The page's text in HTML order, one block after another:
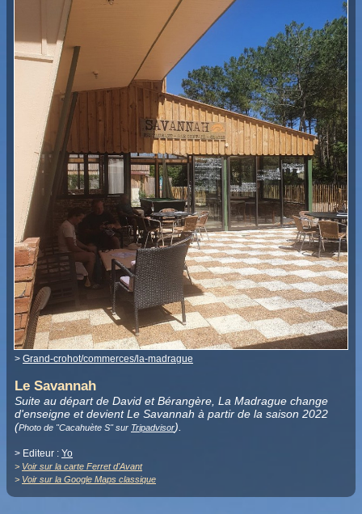
> Grand-crohot/commerces/la-madrague
Le Savannah
Suite au départ de David et Bérangère, La Madrague change
d'enseigne et devient Le Savannah à partir de la saison 2022
(Photo de "Cacahuète S" sur Tripadvisor).
> Editeur : Yo
> Voir sur la carte Ferret d'Avant
> Voir sur la Google Maps classique